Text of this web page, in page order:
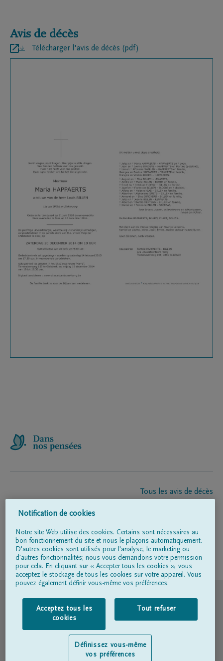
Avis de décès
Télécharger l'avis de décès (pdf)
Tous les avis de décès
Entrepreneur de pompes funèbres
Suivez-nous sur
Conditions d'utilisation
Déclaration relative à la vie privée
Déclaration d’accessibilité
Notification de cookies
Notre site Web utilise des cookies. Certains sont nécessaires au
bon fonctionnement du site et nous le plaçons automatiquement.
D'autres cookies sont utilisés pour l'analyse, le marketing ou
d'autres fonctionnalités; nous vous demandons votre permission
pour cela. En cliquant sur « Accepter tous les cookies », vous
acceptez le stockage de tous les cookies sur votre appareil. Vous
pouvez également définir vous-même vos préférences.
Acceptez tous les
cookies
Tout refuser
Définissez vous-même
vos préférences